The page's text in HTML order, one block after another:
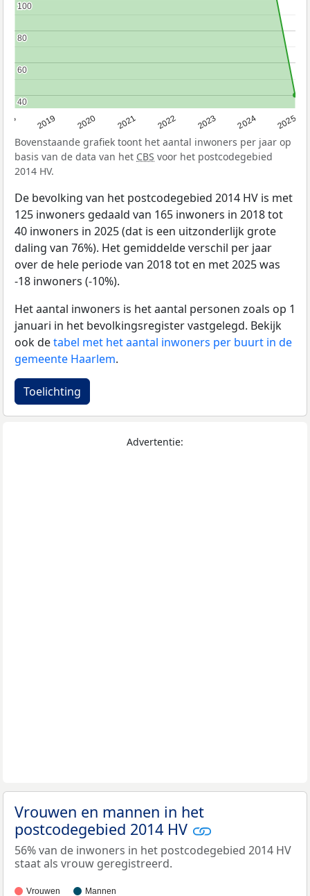
2019 2020 2021 2022 2023 2024 2025
40
40
60
60
80
80
100
100
Bovenstaande grafiek toont het aantal inwoners per jaar op
basis van de data van het CBS voor het postcodegebied
2014 HV.
De bevolking van het postcodegebied 2014 HV is met
125 inwoners gedaald van 165 inwoners in 2018 tot
40 inwoners in 2025 (dat is een uitzonderlijk grote
daling van 76%). Het gemiddelde verschil per jaar
over de hele periode van 2018 tot en met 2025 was
-18 inwoners (-10%).
Het aantal inwoners is het aantal personen zoals op 1
januari in het bevolkingsregister vastgelegd. Bekijk
ook detabel met het aantal inwoners per buurt in de
gemeente Haarlem.
Toelichting
Advertentie:
Vrouwen en mannen in het
postcodegebied 2014 HV
56% van de inwoners in het postcodegebied 2014 HV
staat als vrouw geregistreerd.
Vrouwen Mannen